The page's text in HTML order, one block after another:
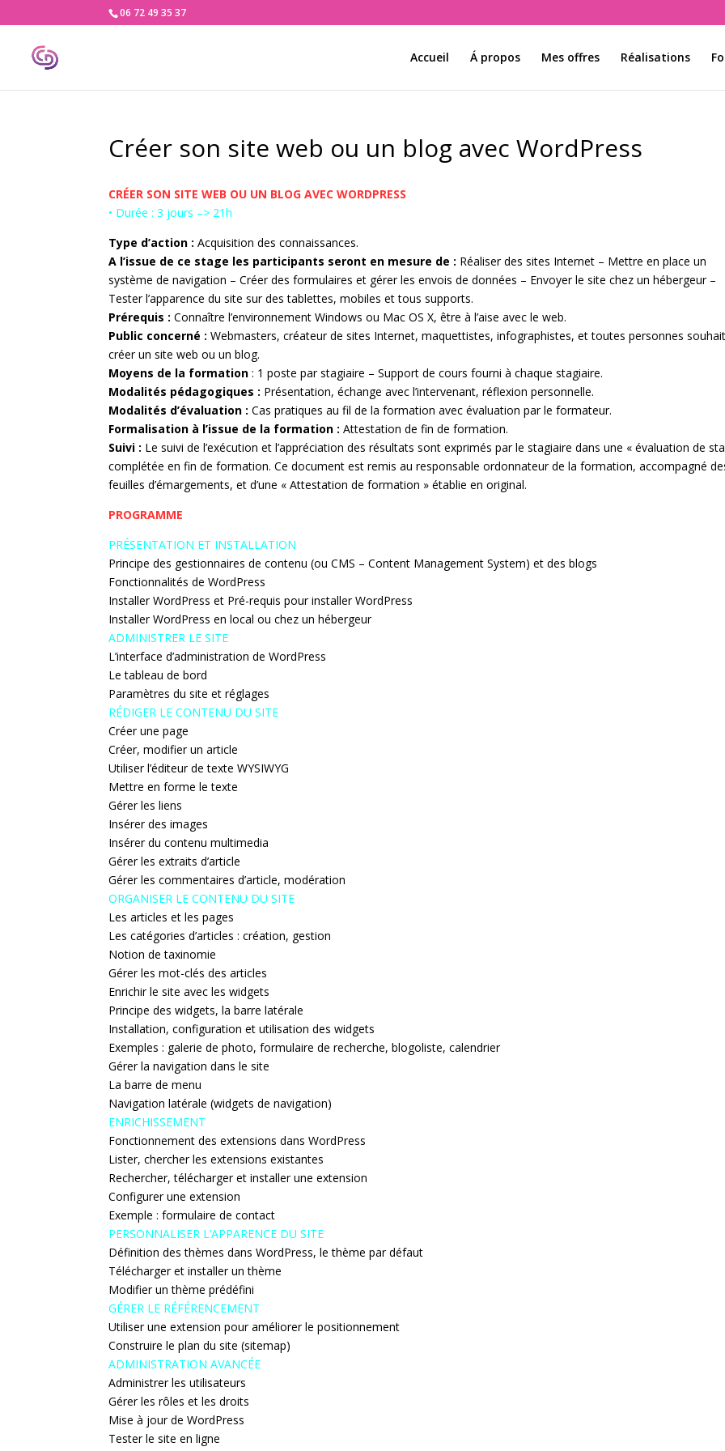
06 72 49 35 37
Accueil Á propos Mes offres Réalisations
Créer son site web ou un blog avec WordPress
CRÉER SON SITE WEB OU UN BLOG AVEC WORDPRESS
• Durée : 3 jours –> 21h
Type d’action : Acquisition des connaissances.
A l’issue de ce stage les participants seront en mesure de : Réaliser des sites Internet – Mettre en place un
système de navigation – Créer des formulaires et gérer les envois de données – Envoyer le site chez un hébergeur –
Tester l’apparence du site sur des tablettes, mobiles et tous supports.
Prérequis : Connaître l’environnement Windows ou Mac OS X, être à l’aise avec le web.
Public concerné : Webmasters, créateur de sites Internet, maquettistes, infographistes, et toutes personnes
créer un site web ou un blog.
Moyens de la formation : 1 poste par stagiaire – Support de cours fourni à chaque stagiaire.
Modalités pédagogiques : Présentation, échange avec l’intervenant, réflexion personnelle.
Modalités d’évaluation : Cas pratiques au fil de la formation avec évaluation par le formateur.
Formalisation à l’issue de la formation : Attestation de fin de formation.
Suivi : Le suivi de l’exécution et l’appréciation des résultats sont exprimés par le stagiaire dans une « évaluation de
complétée en fin de formation. Ce document est remis au responsable ordonnateur de la formation, accompagné
feuilles d’émargements, et d’une « Attestation de formation » établie en original.
PROGRAMME
PRÉSENTATION ET INSTALLATION
Principe des gestionnaires de contenu (ou CMS – Content Management System) et des blogs
Fonctionnalités de WordPress
Installer WordPress et Pré-requis pour installer WordPress
Installer WordPress en local ou chez un hébergeur
ADMINISTRER LE SITE
L’interface d’administration de WordPress
Le tableau de bord
Paramètres du site et réglages
RÉDIGER LE CONTENU DU SITE
Créer une page
Créer, modifier un article
Utiliser l’éditeur de texte WYSIWYG
Mettre en forme le texte
Gérer les liens
Insérer des images
Insérer du contenu multimedia
Gérer les extraits d’article
Gérer les commentaires d’article, modération
ORGANISER LE CONTENU DU SITE
Les articles et les pages
Les catégories d’articles : création, gestion
Notion de taxinomie
Gérer les mot-clés des articles
Enrichir le site avec les widgets
Principe des widgets, la barre latérale
Installation, configuration et utilisation des widgets
Exemples : galerie de photo, formulaire de recherche, blogoliste, calendrier
Gérer la navigation dans le site
La barre de menu
Navigation latérale (widgets de navigation)
ENRICHISSEMENT
Fonctionnement des extensions dans WordPress
Lister, chercher les extensions existantes
Rechercher, télécharger et installer une extension
Configurer une extension
Exemple : formulaire de contact
PERSONNALISER L’APPARENCE DU SITE
Définition des thèmes dans WordPress, le thème par défaut
Télécharger et installer un thème
Modifier un thème prédéfini
GÉRER LE RÉFÉRENCEMENT
Utiliser une extension pour améliorer le positionnement
Construire le plan du site (sitemap)
ADMINISTRATION AVANCÉE
Administrer les utilisateurs
Gérer les rôles et les droits
Mise à jour de WordPress
Tester le site en ligne